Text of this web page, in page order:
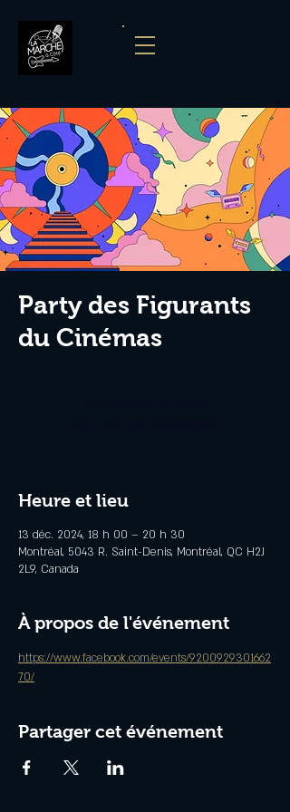
Party des Figurants
du Cinémas
Heure et lieu
13 déc. 2024, 18 h 00 – 20 h 30
Montréal, 5043 R. Saint-Denis, Montréal, QC H2J
2L9, Canada
À propos de l'événement
https://www.facebook.com/events/9200929301662
70/
Partager cet événement